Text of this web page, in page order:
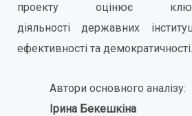
проекту оцінює
діяльності державних
ефективності та демократичності.
Автори основного аналізу:
Ірина Бекешкіна